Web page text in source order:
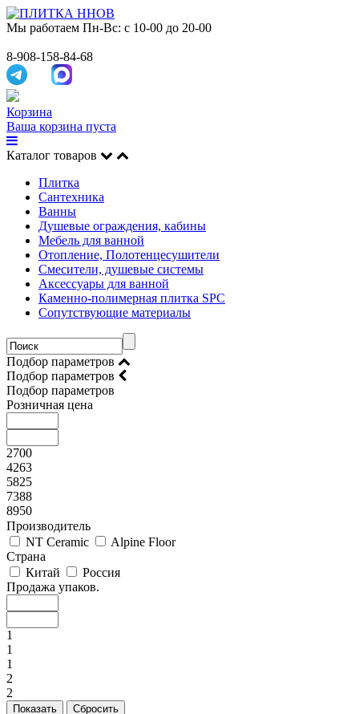
Мы работаем Пн-Вс: с 10-00 до 20-00
8-908-158-84-68
Корзина
Ваша корзина пуста
Каталог товаров
Плитка
Сантехника
Ванны
Душевые ограждения, кабины
Мебель для ванной
Отопление, Полотенцесушители
Смесители, душевые системы
Аксессуары для ванной
Каменно-полимерная плитка SPC
Сопутствующие материалы
Подбор параметров
Подбор параметров
Подбор параметров
Розничная цена
2700
4263
5825
7388
8950
Производитель
NT Ceramic
Alpine Floor
Страна
Китай
Россия
Продажа упаков.
1
1
1
2
2